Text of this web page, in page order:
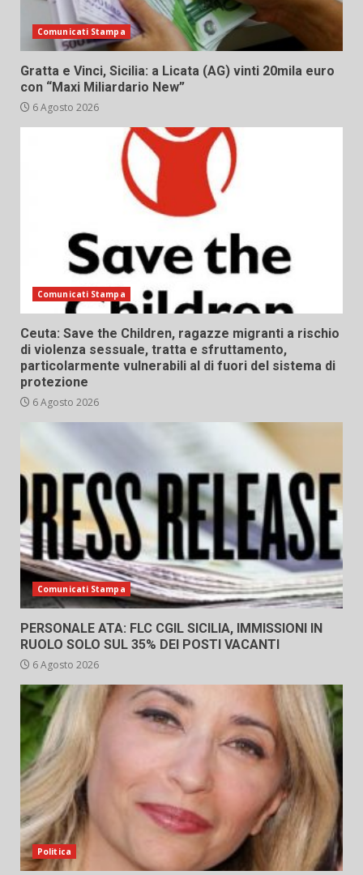
Comunicati Stampa
Gratta e Vinci, Sicilia: a Licata (AG) vinti 20mila euro
con “Maxi Miliardario New”
6 Agosto 2026
Comunicati Stampa
Ceuta: Save the Children, ragazze migranti a rischio
di violenza sessuale, tratta e sfruttamento,
particolarmente vulnerabili al di fuori del sistema di
protezione
6 Agosto 2026
Comunicati Stampa
PERSONALE ATA: FLC CGIL SICILIA, IMMISSIONI IN
RUOLO SOLO SUL 35% DEI POSTI VACANTI
6 Agosto 2026
Politica